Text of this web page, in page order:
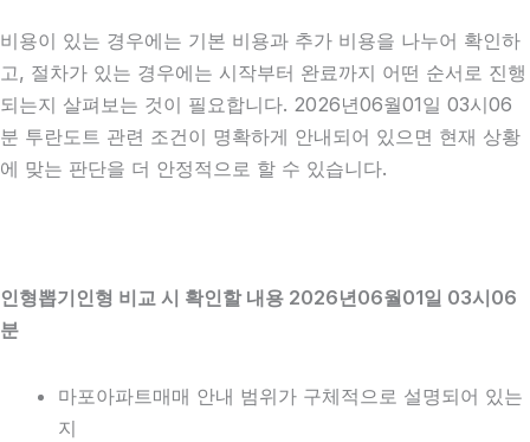
비용이 있는 경우에는 기본 비용과 추가 비용을 나누어 확인하
고, 절차가 있는 경우에는 시작부터 완료까지 어떤 순서로 진행
되는지 살펴보는 것이 필요합니다. 2026년06월01일 03시06
분 투란도트 관련 조건이 명확하게 안내되어 있으면 현재 상황
에 맞는 판단을 더 안정적으로 할 수 있습니다.
인형뽑기인형 비교 시 확인할 내용 2026년06월01일 03시06
분
마포아파트매매 안내 범위가 구체적으로 설명되어 있는
지